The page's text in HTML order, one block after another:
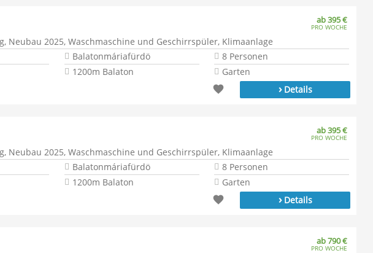
ab 395 €
PRO WOCHE
Neubau 2025, Waschmaschine und Geschirrspüler, Klimaanlage
Balatonmáriafürdö
8 Personen
1200m Balaton Garten
›Details
ab 395 €
PRO WOCHE
Neubau 2025, Waschmaschine und Geschirrspüler, Klimaanlage
Balatonmáriafürdö
8 Personen
1200m Balaton Garten
›Details
ab 790 €
PRO WOCHE